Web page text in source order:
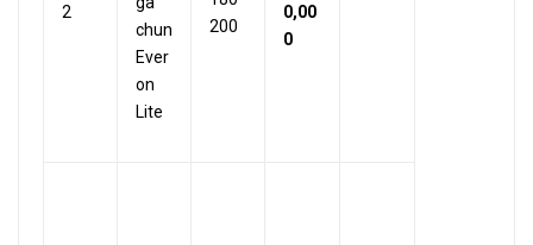
2
chun
Ever
on
Lite
200
0,00
0